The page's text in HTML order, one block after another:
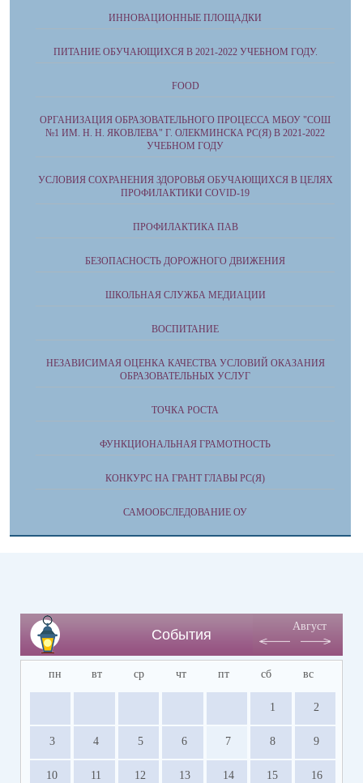
ИННОВАЦИОННЫЕ ПЛОЩАДКИ
ПИТАНИЕ ОБУЧАЮЩИХСЯ В 2021-2022 УЧЕБНОМ ГОДУ.
FOOD
ОРГАНИЗАЦИЯ ОБРАЗОВАТЕЛЬНОГО ПРОЦЕССА МБОУ "СОШ
№1 ИМ. Н. Н. ЯКОВЛЕВА" Г. ОЛЕКМИНСКА РС(Я) В 2021-2022
УЧЕБНОМ ГОДУ
УСЛОВИЯ СОХРАНЕНИЯ ЗДОРОВЬЯ ОБУЧАЮЩИХСЯ В ЦЕЛЯХ
ПРОФИЛАКТИКИ COVID-19
ПРОФИЛАКТИКА ПАВ
БЕЗОПАСНОСТЬ ДОРОЖНОГО ДВИЖЕНИЯ
ШКОЛЬНАЯ СЛУЖБА МЕДИАЦИИ
ВОСПИТАНИЕ
НЕЗАВИСИМАЯ ОЦЕНКА КАЧЕСТВА УСЛОВИЙ ОКАЗАНИЯ
ОБРАЗОВАТЕЛЬНЫХ УСЛУГ
ТОЧКА РОСТА
ФУНКЦИОНАЛЬНАЯ ГРАМОТНОСТЬ
КОНКУРС НА ГРАНТ ГЛАВЫ РС(Я)
САМООБСЛЕДОВАНИЕ ОУ
События
Август
пн вт ср чт пт сб вс
1 2
3 4 5 6 7 8 9
10 11 12 13 14 15 16